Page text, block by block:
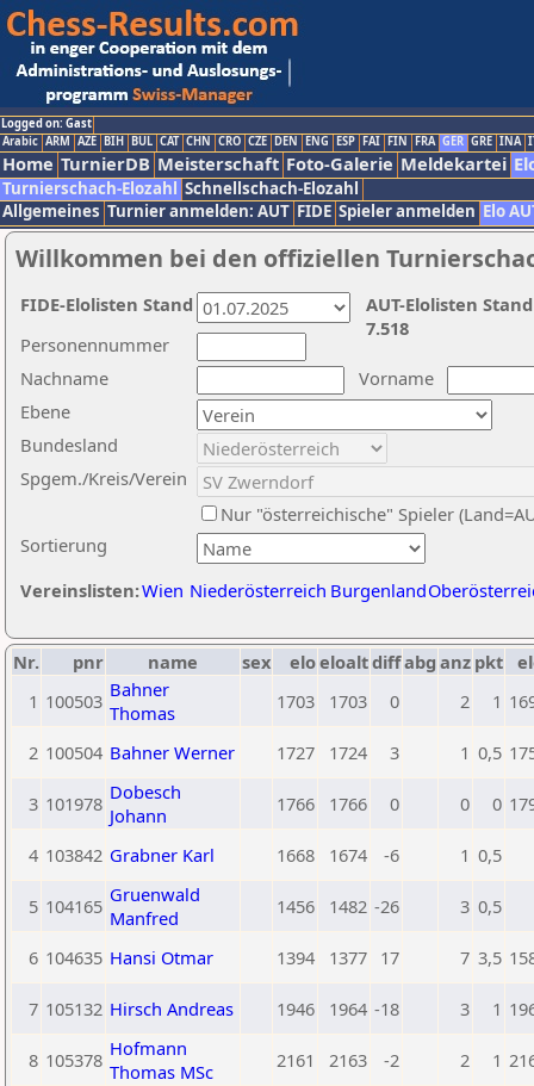
Logged on: Gast
Arabic ARM AZE BIH BUL CAT CHN CRO CZE DEN ENG ESP FAI FIN FRA GER GRE INA
Home TurnierDB Meisterschaft Foto-Galerie Meldekartei
Turnierschach-Elozahl Schnellschach-Elozahl
Allgemeines Turnier anmelden: AUT FIDE Spieler anmelden Elo
Willkommen bei den offiziellen
Nachname
Vorname
Ebene
Sortierung
Personennummer
Bundesland
Spgem./Kreis/Verein
Nur "österreichische" Spieler
Vereinslisten:Wien Niederösterreich Burgenland
AUT-Elolisten
7.518
FIDE-Elolisten Stand
Nr. pnr name sex eloeloaltdiffabg anz pkt
1 100503 Bahner
Thomas
1703 1703 0 2 1
2 100504 Bahner Werner 1727 1724 3 1 0,5
3 101978 Dobesch
Johann
1766 1766 0 0 0
4 103842 Grabner Karl 1668 1674 -6 1 0,5
5 104165 Gruenwald
Manfred
1456 1482 -26 3 0,5
6 104635 Hansi Otmar 1394 1377 17 7 3,5
7 105132 Hirsch Andreas 1946 1964 -18 3 1
8 105378 Hofmann
Thomas MSc
2161 2163 -2 2 1